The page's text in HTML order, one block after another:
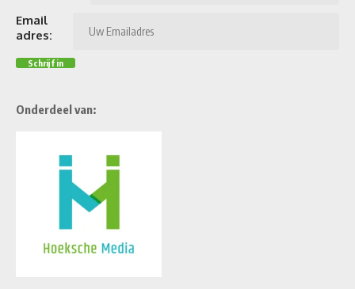
Email
adres:
Onderdeel van: